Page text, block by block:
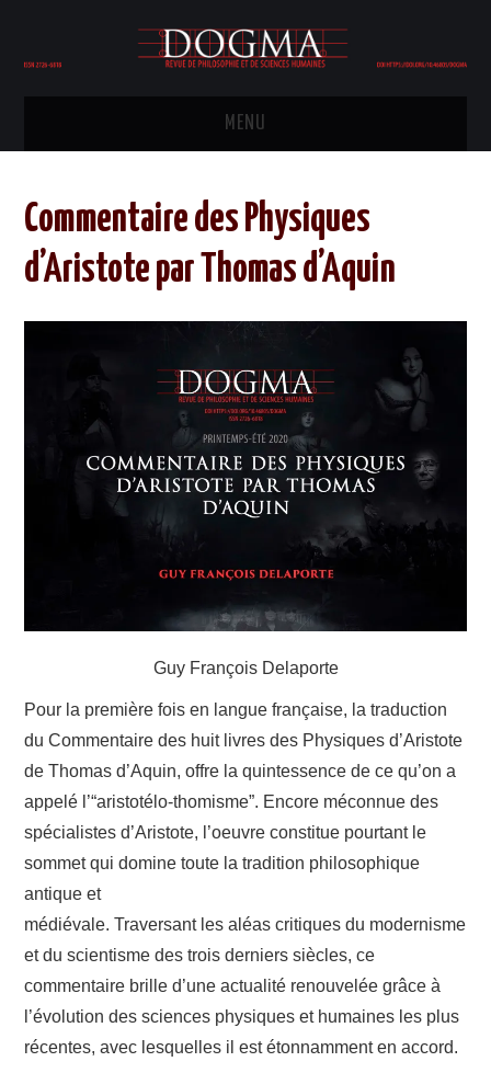
MENU
COMITÉ ÉDITORIAL
HISTOIRE
Commentaire des Physiques
d’Aristote par Thomas d’Aquin
Guy François Delaporte
Pour la première fois en langue française, la traduction
du Commentaire des huit livres des Physiques d’Aristote
de Thomas d’Aquin, offre la quintessence de ce qu’on a
appelé l’“aristotélo-thomisme”. Encore méconnue des
spécialistes d’Aristote, l’oeuvre constitue pourtant le
sommet qui domine toute la tradition philosophique
antique et
médiévale. Traversant les aléas critiques du modernisme
et du scientisme des trois derniers siècles, ce
commentaire brille d’une actualité renouvelée grâce à
l’évolution des sciences physiques et humaines les plus
récentes, avec lesquelles il est étonnamment en accord.